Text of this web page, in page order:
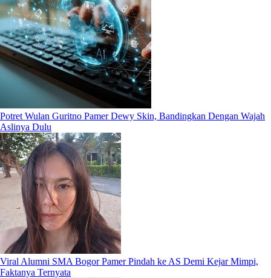
Potret Wulan Guritno Pamer Dewy Skin, Bandingkan Dengan Wajah
Aslinya Dulu
Viral Alumni SMA Bogor Pamer Pindah ke AS Demi Kejar Mimpi,
Faktanya Ternyata